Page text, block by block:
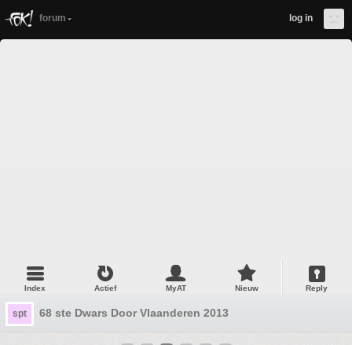
forum log in
Index Actief MyAT Nieuw Reply
spt 68 ste Dwars Door Vlaanderen 2013